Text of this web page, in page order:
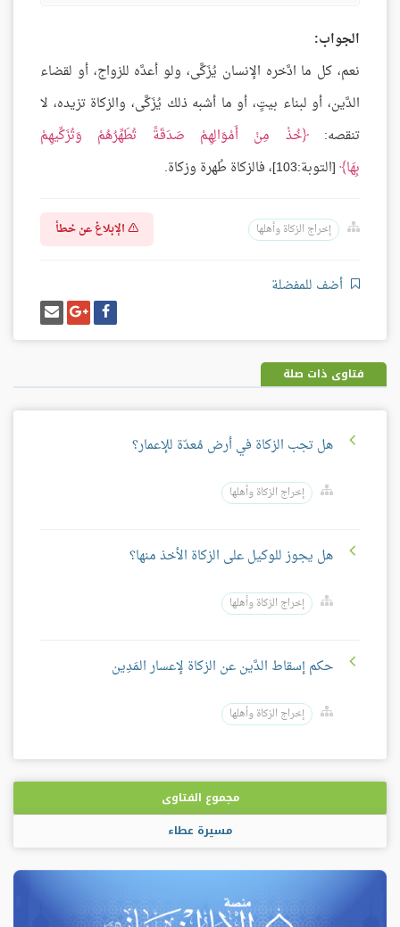
الجواب:
نعم، كل ما ادَّخره الإنسان يُزَكَّى، ولو أعدَّه للزواج، أو لقضاء
الدَّين، أو لبناء بيتٍ، أو ما أشبه ذلك يُزَكَّى، والزكاة تزيده، لا
تنقصه: خُذْ مِنْ أَمْوَالِهِمْ صَدَقَةً تُطَهِّرُهُمْ وَتُزَكِّيهِمْ
بِهَا [التوبة:103]، فالزكاة طُهرة وزكاة.
إخراج الزكاة وأهلها الإبلاغ عن خطأ
أضف للمفضلة
شارك
على
فيسبوك
شارك
على
غوغل
بلس
إرسل
إيميل
فتاوى ذات صلة
هل تجب الزكاة في أرض مُعدّة للإعمار؟
إخراج الزكاة وأهلها
هل يجوز للوكيل على الزكاة الأخذ منها؟
إخراج الزكاة وأهلها
حكم إسقاط الدَّين عن الزكاة لإعسار المَدِين
إخراج الزكاة وأهلها
مجموع الفتاوى
مسيرة عطاء